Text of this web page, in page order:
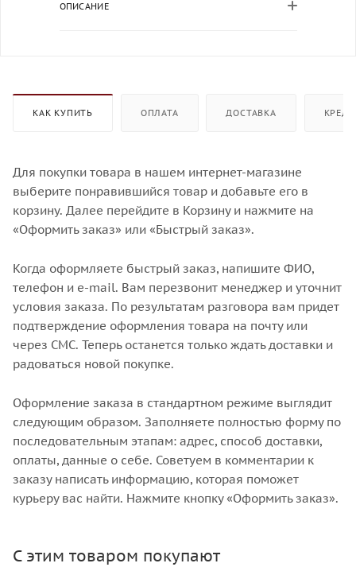
ОПИСАНИЕ
КАК КУПИТЬ ОПЛАТА ДОСТАВКА
Для покупки товара в нашем интернет-магазине
выберите понравившийся товар и добавьте его в
корзину. Далее перейдите в Корзину и нажмите на
«Оформить заказ» или «Быстрый заказ».
Когда оформляете быстрый заказ, напишите ФИО,
телефон и e-mail. Вам перезвонит менеджер и уточнит
условия заказа. По результатам разговора вам придет
подтверждение оформления товара на почту или
через СМС. Теперь останется только ждать доставки и
радоваться новой покупке.
Оформление заказа в стандартном режиме выглядит
следующим образом. Заполняете полностью форму по
последовательным этапам: адрес, способ доставки,
оплаты, данные о себе. Советуем в комментарии к
заказу написать информацию, которая поможет
курьеру вас найти. Нажмите кнопку «Оформить заказ».
С этим товаром покупают